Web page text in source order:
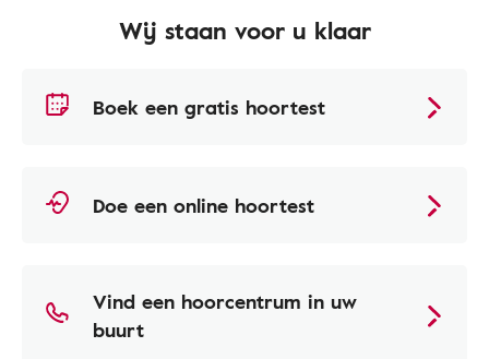
Wij staan voor u klaar
Boek een gratis hoortest
Doe een online hoortest
Vind een hoorcentrum in uw
buurt